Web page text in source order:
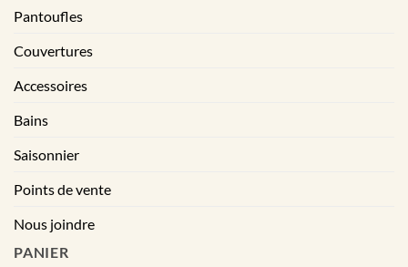
Pantoufles
Couvertures
Accessoires
Bains
Saisonnier
Points de vente
Nous joindre
PANIER